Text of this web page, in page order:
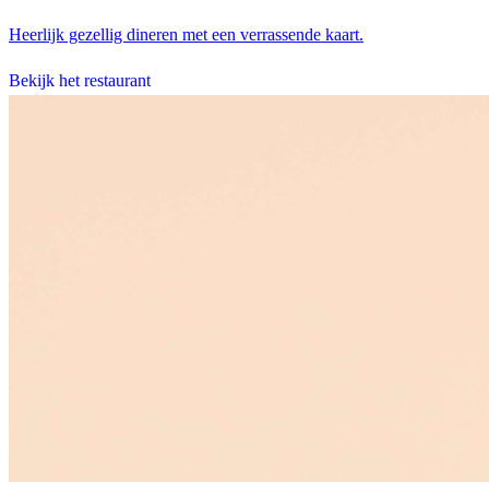
Heerlijk gezellig dineren met een verrassende kaart.
Bekijk het restaurant